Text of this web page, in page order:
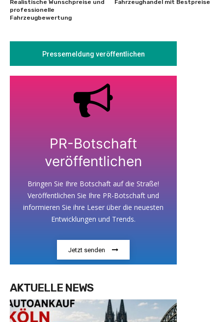
Realistische Wunschpreise und
professionelle
Fahrzeugbewertung
Fahrzeughandel mit Bestpreise
Pressemeldung veröffentlichen
PR-Botschaft
veröffentlichen
Bringen Sie Ihre Botschaft auf die Straße!
Veröffentlichen Sie Ihre PR-Botschaft und
informieren Sie ihre Leser über die neuesten
Entwicklungen und Trends.
Jetzt senden
AKTUELLE NEWS